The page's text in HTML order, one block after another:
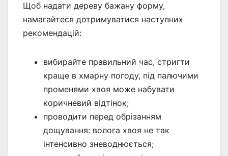
Щоб надати дереву бажану форму,
намагайтеся дотримуватися наступних
рекомендацій:
вибирайте правильний час, стригти
краще в хмарну погоду, під палючими
променями хвоя може набувати
коричневий відтінок;
проводити перед обрізанням
дощування: волога хвоя не так
інтенсивно зневоднюється;